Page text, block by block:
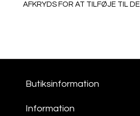
AFKRYDS FOR AT TILFØJE TIL
Butiksinformation
Information